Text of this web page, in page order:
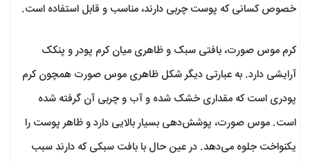
خصوص کسانی که پوست چربی دارند، مناسب و قابل استفاده است.
کرم موس صورت، بافتی سبک و ظاهری میان کرم پودر و پنکک
آرایشی دارد. به عبارتی دیگر شکل ظاهری موس صورت همچون کرم
پودری است که مقداری خشک شده و آب و چربی آن گرفته شده
است. موس صورت، پوشش‌دهی بسیار بالایی دارد و ظاهر پوست را
یکنواخت جلوه می‌دهد. در عین حال با بافت سبکی که دارند سبب